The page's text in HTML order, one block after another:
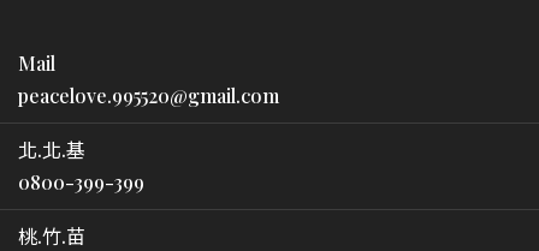
Mail
peacelove.995520@gmail.com
北.北.基
0800-399-399
桃.竹.苗